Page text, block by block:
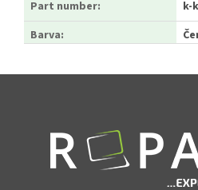
Part number:
k-
Barva: